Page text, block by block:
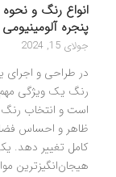
انواع رنگ و
پنجره آلومینیومی
جولای 15, 2024
در طراحی و اجرای
رنگ یک ویژگی
است و انتخاب رنگ
ظاهر و احساس فضا
کامل تغییر دهد.
هیجان‌انگیز‌ترین